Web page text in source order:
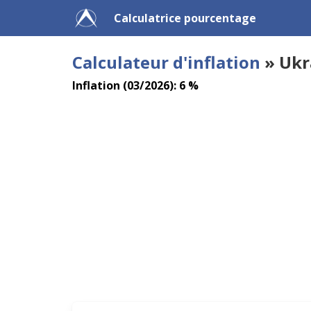
Calculatrice pourcentage
Calculateur d'inflation »
Inflation (03/2026): 6 %